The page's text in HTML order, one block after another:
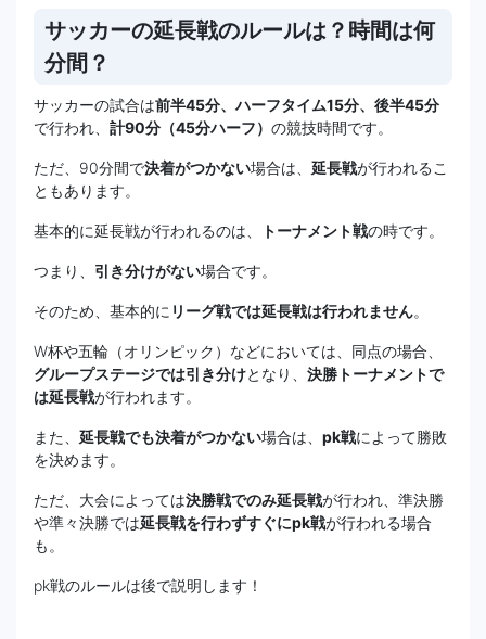
サッカーの延長戦のルールは？時間は何
分間？
サッカーの試合は前半45分、ハーフタイム15分、後半45分
で行われ、 計90分（45分ハーフ） の競技時間です。
ただ、90分間で決着がつかない場合は、 延長戦が行われるこ
ともあります。
基本的に延長戦が行われるのは、 トーナメント戦の時です。
つまり、 引き分けがない場合です。
そのため、基本的に リーグ戦では延長戦は行われません。
W杯や五輪（オリンピック）などにおいては、同点の場合、
グループステージでは引き分けとなり、 決勝トーナメントで
は延長戦が行われます。
また、 延長戦でも決着がつかない場合は、 pk戦によって勝敗
を決めます。
ただ、大会によっては決勝戦でのみ延長戦が行われ、準決勝
や準々決勝では延長戦を行わずすぐにpk戦が行われる場合
も。
pk戦のルールは後で説明します！